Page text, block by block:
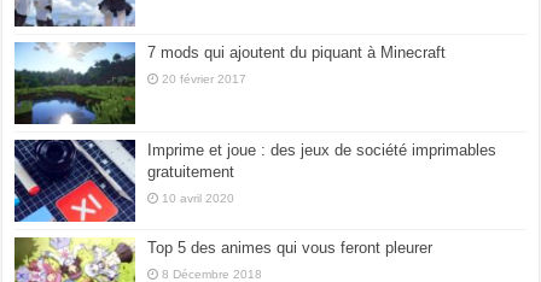
7 mods qui ajoutent du piquant à Minecraft
20 février 2017
Imprime et joue : des jeux de société imprimables
gratuitement
10 avril 2020
Top 5 des animes qui vous feront pleurer
8 Décembre 2018